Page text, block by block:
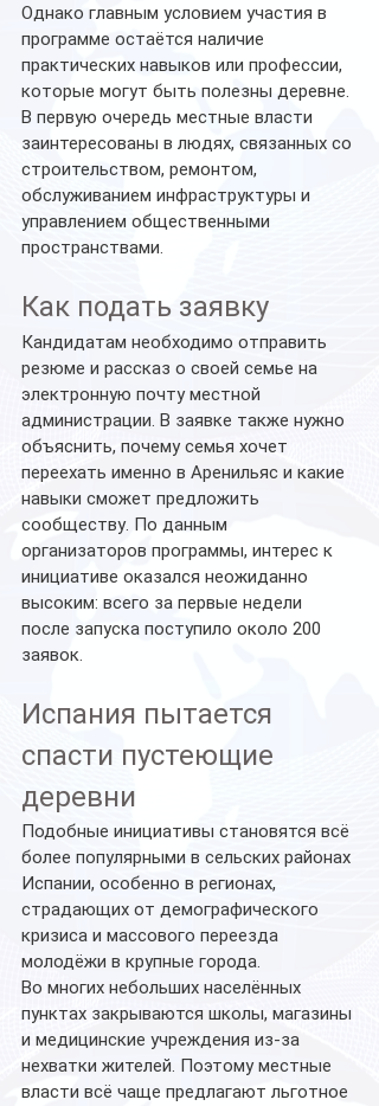
Однако главным условием участия в
программе остаётся наличие
практических навыков или профессии,
которые могут быть полезны деревне.
В первую очередь местные власти
заинтересованы в людях, связанных со
строительством, ремонтом,
обслуживанием инфраструктуры и
управлением общественными
пространствами.
Как подать заявку
Кандидатам необходимо отправить
резюме и рассказ о своей семье на
электронную почту местной
администрации. В заявке также нужно
объяснить, почему семья хочет
переехать именно в Аренильяс и какие
навыки сможет предложить
сообществу. По данным
организаторов программы, интерес к
инициативе оказался неожиданно
высоким: всего за первые недели
после запуска поступило около 200
заявок.
Испания пытается
спасти пустеющие
деревни
Подобные инициативы становятся всё
более популярными в сельских районах
Испании, особенно в регионах,
страдающих от демографического
кризиса и массового переезда
молодёжи в крупные города.
Во многих небольших населённых
пунктах закрываются школы, магазины
и медицинские учреждения из-за
нехватки жителей. Поэтому местные
власти всё чаще предлагают льготное